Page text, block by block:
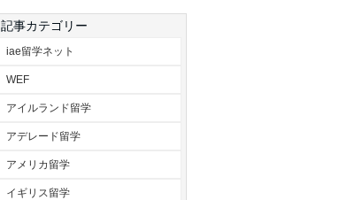
記事カテゴリー
iae留学ネット
WEF
アイルランド留学
アデレード留学
アメリカ留学
イギリス留学